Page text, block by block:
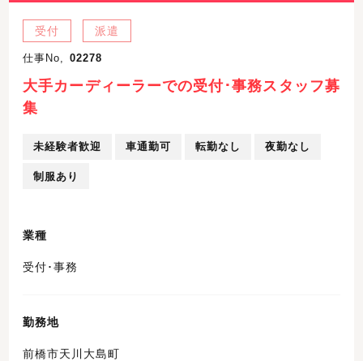
受付 派遣
仕事No, 02278
大手カーディーラーでの受付･事務スタッフ募
集
未経験者歓迎 車通勤可 転勤なし 夜勤なし
制服あり
業種
受付･事務
勤務地
前橋市天川大島町